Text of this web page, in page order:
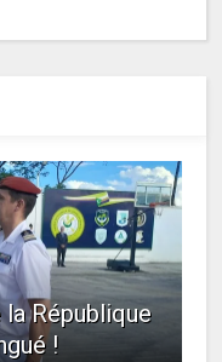
République
!